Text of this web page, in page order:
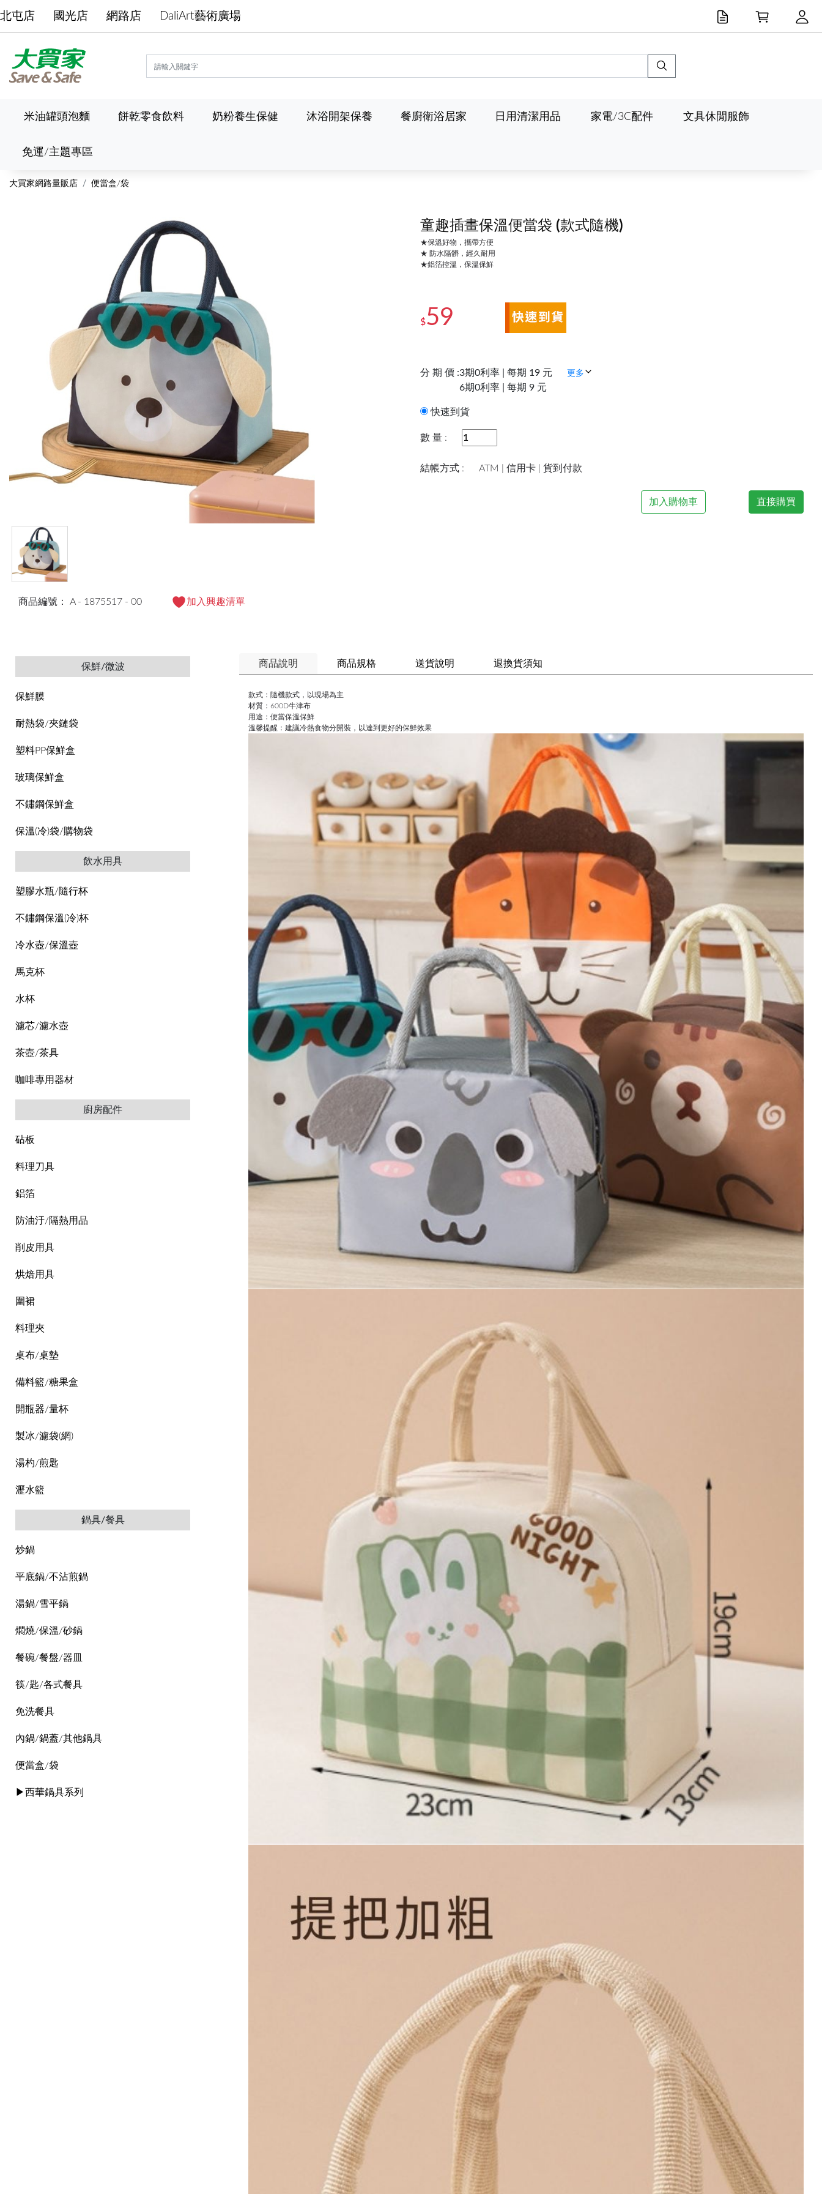
北屯店 國光店 網路店 DaliArt藝術廣場
米油罐頭泡麵 餅乾零食飲料 奶粉養生保健 沐浴開架保養 餐廚衛浴居家 日用清潔用品 家電/3C配件 文具休閒服飾
免運/主題專區
大買家網路量販店 便當盒/袋
商品編號： A - 1875517 - 00 加入興趣清單
童趣插畫保溫便當袋 (款式隨機)
★保溫好物，攜帶方便
★ 防水隔髒，經久耐用
★鋁箔控溫，保溫保鮮
$59
分 期 價 :3期0利率 | 每期 19 元
6期0利率 | 每期 9 元
更多
快速到貨
數 量 :
結帳方式 : ATM | 信用卡 | 貨到付款
加入購物車 直接購買
保鮮/微波
保鮮膜
耐熱袋/夾鏈袋
塑料PP保鮮盒
玻璃保鮮盒
不鏽鋼保鮮盒
保溫(冷)袋/購物袋
飲水用具
塑膠水瓶/隨行杯
不鏽鋼保溫(冷)杯
冷水壺/保溫壺
馬克杯
水杯
濾芯/濾水壺
茶壺/茶具
咖啡專用器材
廚房配件
砧板
料理刀具
鋁箔
防油汙/隔熱用品
削皮用具
烘焙用具
圍裙
料理夾
桌布/桌墊
備料籃/糖果盒
開瓶器/量杯
製冰/濾袋(網)
湯杓/煎匙
瀝水籃
鍋具/餐具
炒鍋
平底鍋/不沾煎鍋
湯鍋/雪平鍋
燜燒/保溫/砂鍋
餐碗/餐盤/器皿
筷/匙/各式餐具
免洗餐具
內鍋/鍋蓋/其他鍋具
便當盒/袋
▶西華鍋具系列
商品說明 商品規格 送貨說明 退換貨須知
款式：隨機款式，以現場為主
材質：600D牛津布
用途：便當保溫保鮮
溫馨提醒：建議冷熱食物分開裝，以達到更好的保鮮效果